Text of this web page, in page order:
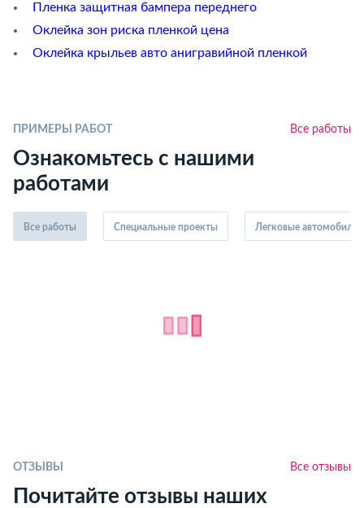
Пленка защитная бампера переднего
Оклейка зон риска пленкой цена
Оклейка крыльев авто анигравийной пленкой
ПРИМЕРЫ РАБОТ Все работы
Ознакомьтесь с нашими
работами
Все работы Специальные проекты Легковые автомобили
ОТЗЫВЫ Все отзывы
Почитайте отзывы наших